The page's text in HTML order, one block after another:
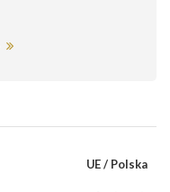
UE / Polska